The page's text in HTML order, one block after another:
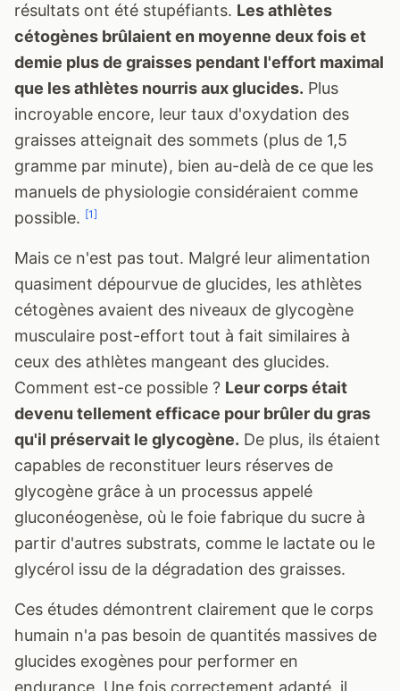
résultats ont été stupéfiants. Les athlètes
cétogènes brûlaient en moyenne deux fois et
demie plus de graisses pendant l'effort maximal
que les athlètes nourris aux glucides. Plus
incroyable encore, leur taux d'oxydation des
graisses atteignait des sommets (plus de 1,5
gramme par minute), bien au-delà de ce que les
manuels de physiologie considéraient comme
possible. [1]
Mais ce n'est pas tout. Malgré leur alimentation
quasiment dépourvue de glucides, les athlètes
cétogènes avaient des niveaux de glycogène
musculaire post-effort tout à fait similaires à
ceux des athlètes mangeant des glucides.
Comment est-ce possible ? Leur corps était
devenu tellement efficace pour brûler du gras
qu'il préservait le glycogène. De plus, ils étaient
capables de reconstituer leurs réserves de
glycogène grâce à un processus appelé
gluconéogenèse, où le foie fabrique du sucre à
partir d'autres substrats, comme le lactate ou le
glycérol issu de la dégradation des graisses.
Ces études démontrent clairement que le corps
humain n'a pas besoin de quantités massives de
glucides exogènes pour performer en
endurance. Une fois correctement adapté, il